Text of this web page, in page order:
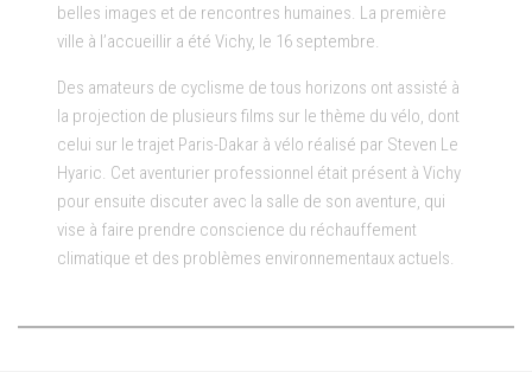
belles images et de rencontres humaines. La première
ville à l’accueillir a été Vichy, le 16 septembre.
Des amateurs de cyclisme de tous horizons ont assisté à
la projection de plusieurs films sur le thème du vélo, dont
celui sur le trajet Paris-Dakar à vélo réalisé par Steven Le
Hyaric. Cet aventurier professionnel était présent à Vichy
pour ensuite discuter avec la salle de son aventure, qui
vise à faire prendre conscience du réchauffement
climatique et des problèmes environnementaux actuels.